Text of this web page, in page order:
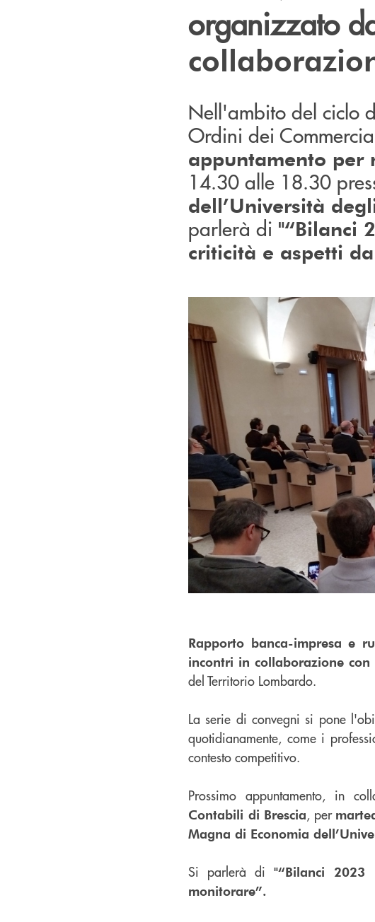
organizzato
Nell'ambito del ciclo
Ordini dei
appuntamento per
14.30 alle 18.30
dell’Università
parlerà di "“Bilanci
criticità e aspetti
Rapporto banca-impresa e
incontri in collaborazione
del Territorio Lombardo.
La serie di convegni si pone
quotidianamente, come i
contesto competitivo.
Prossimo appuntamento, in
Contabili di Brescia, per
Magna di Economia
Si parlerà di "“Bilanci 2023
monitorare”.